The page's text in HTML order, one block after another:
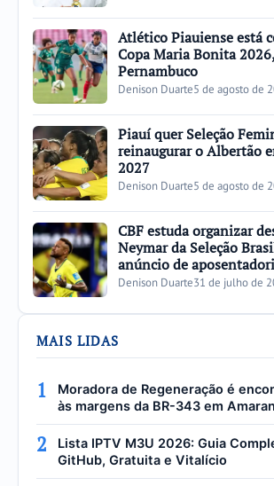
Atlético Piauiense está
Copa Maria Bonita
Pernambuco
Denison Duarte5 de agosto de
Piauí quer Seleção
reinaugurar o Albertão
2027
Denison Duarte5 de agosto de
CBF estuda organizar
Neymar da Seleção
anúncio de
Denison Duarte31 de julho de
MAIS LIDAS
1
Moradora de Regeneração é
às margens da BR-343 em
2
Lista IPTV M3U 2026: Guia
GitHub, Gratuita e Vitalício